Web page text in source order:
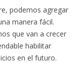
podemos agregar
manera fácil.
que van a crecer
habilitar
en el futuro.